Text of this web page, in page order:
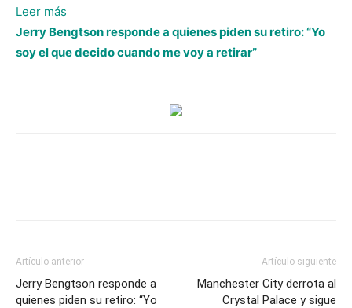
Leer más
Romario
Da
fuerte
expuesta
Jerry Bengtson responde a quienes piden su retiro: “Yo
soy el que decido cuando me voy a retirar”
Artículo anterior
Jerry Bengtson responde a
quienes piden su retiro: “Yo
Artículo siguiente
Manchester City derrota al
Crystal Palace y sigue